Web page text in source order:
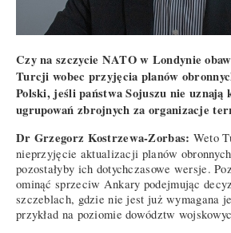
Czy na szczycie NATO w Londynie
Turcji wobec przyjęcia planów
Polski, jeśli państwa Sojuszu nie
ugrupowań zbrojnych za organizacje
Dr Grzegorz Kostrzewa-Zorbas: Weto
nieprzyjęcie aktualizacji planów
pozostałyby ich dotychczasowe wersje.
ominąć sprzeciw Ankary podejmując
szczeblach, gdzie nie jest już wymagana
przykład na poziomie dowództw